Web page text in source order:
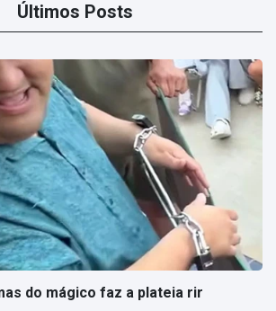
Últimos Posts
do mágico faz a plateia rir